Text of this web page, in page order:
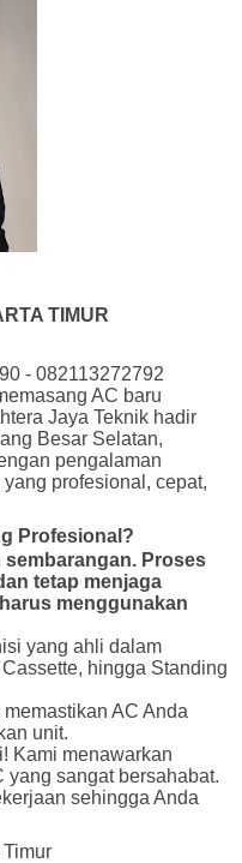
TIMUR
- 082113272792
AC baru
Jaya Teknik hadir
Besar Selatan,
pengalaman
profesional, cepat,
Profesional?
Proses
tetap menjaga
menggunakan
yang ahli dalam
hingga Standing
AC Anda
unit.
Kami menawarkan
yang sangat bersahabat.
sehingga Anda